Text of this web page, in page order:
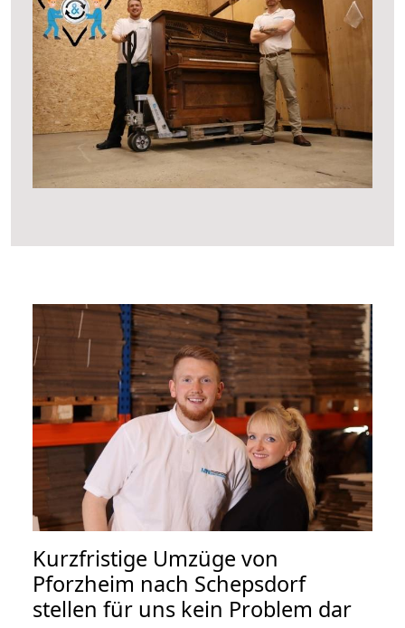
Kurzfristige Umzüge von
Pforzheim nach Schepsdorf
stellen für uns kein Problem dar